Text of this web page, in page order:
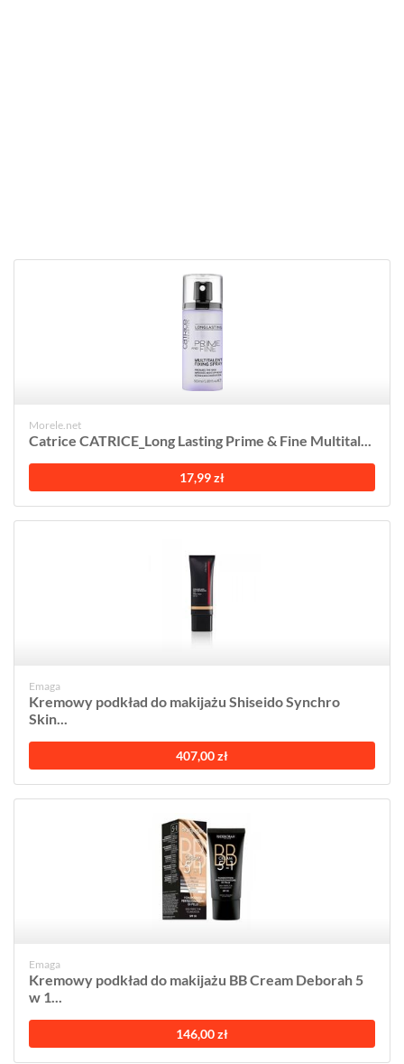
Morele.net
Catrice CATRICE_Long Lasting Prime & Fine Multital...
17,99 zł
Emaga
Kremowy podkład do makijażu Shiseido Synchro
Skin...
407,00 zł
Emaga
Kremowy podkład do makijażu BB Cream Deborah 5
w 1...
146,00 zł